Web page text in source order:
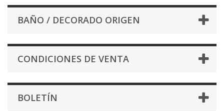
BAÑO / DECORADO ORIGEN
CONDICIONES DE VENTA
BOLETÍN